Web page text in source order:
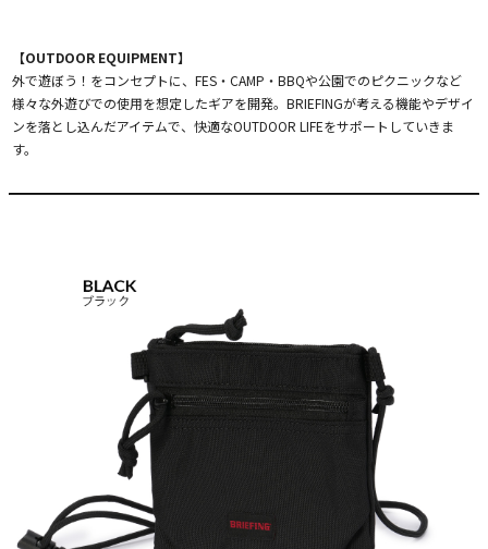
【OUTDOOR EQUIPMENT】
外で遊ぼう！をコンセプトに、FES・CAMP・BBQや公園でのピクニックなど
様々な外遊びでの使用を想定したギアを開発。BRIEFINGが考える機能やデザイ
ンを落とし込んだアイテムで、快適なOUTDOOR LIFEをサポートしていきま
す。